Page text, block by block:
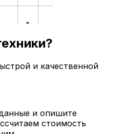
и качественной
и опишите
стоимость